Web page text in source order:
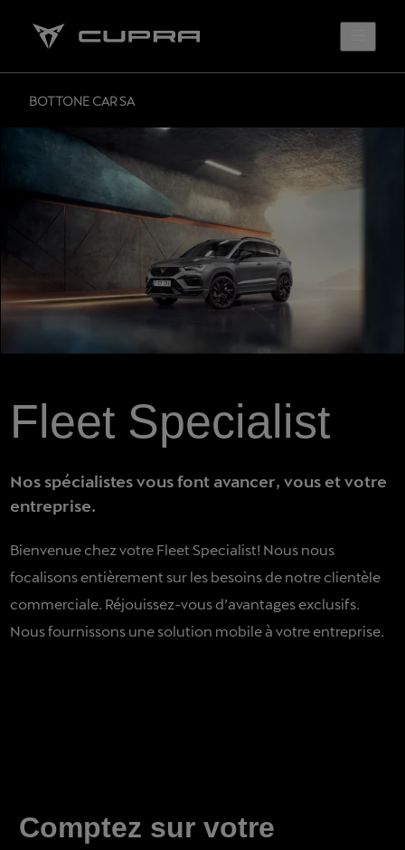
BOTTONE CAR SA
Fleet Specialist
Nos spécialistes vous font avancer, vous et votre
entreprise.
Bienvenue chez votre Fleet Specialist! Nous nous
focalisons entièrement sur les besoins de notre clientèle
commerciale. Réjouissez-vous d’avantages exclusifs.
Nous fournissons une solution mobile à votre entreprise.
Comptez sur votre